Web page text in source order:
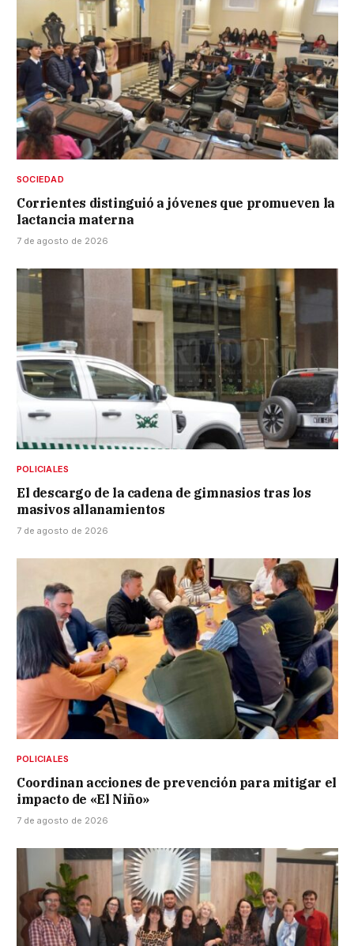
SOCIEDAD
Corrientes distinguió a jóvenes que promueven la
lactancia materna
7 de agosto de 2026
POLICIALES
El descargo de la cadena de gimnasios tras los
masivos allanamientos
7 de agosto de 2026
POLICIALES
Coordinan acciones de prevención para mitigar el
impacto de «El Niño»
7 de agosto de 2026